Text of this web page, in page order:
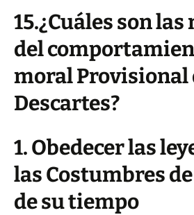
15.¿Cuáles son
del
moral Provisional
Descartes?
1. Obedecer las
las Costumbres
de su tiempo